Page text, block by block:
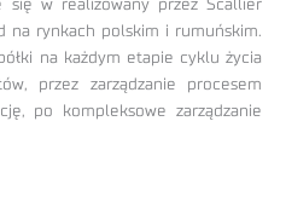
się w realizowany przez Scallier
na rynkach polskim i rumuńskim.
na każdym etapie cyklu życia
przez zarządzanie procesem
po kompleksowe zarządzanie